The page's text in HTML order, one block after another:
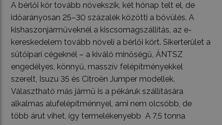
A bérlői kör tovább növekszik, két hónap telt el, de
időarányosan 25–30 százalék közötti a bővülés. A
kishaszonjárműveknél a kiscsomagszállítás, az e-
kereskedelem tovább növeli a bérlői kört. Sikerterület a
sütőipari cégeknél – a kiváló minőségű, ÁNTSZ
engedélyes, könnyű, masszív felépítményekkel
szerelt, Isuzu 35 és Citroën Jumper modellek.
Választható más jármű is a pékáruk szállítására
alkalmas alufelépítménnyel, ami nem olcsóbb, de
több árut vihet, így termelékenyebb A 7,5 tonna